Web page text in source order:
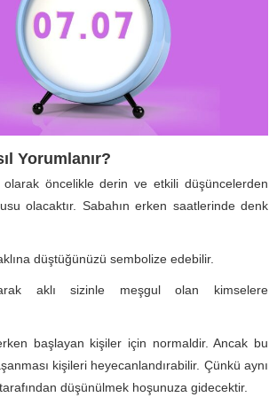
Yorumlanır?
olarak öncelikle derin ve etkili düşüncelerden
olacaktır. Sabahın erken saatlerinde denk
düştüğünüzü sembolize edebilir.
aklı sizinle meşgul olan kimselere
başlayan kişiler için normaldir. Ancak bu
kişileri heyecanlandırabilir. Çünkü aynı
düşünülmek hoşunuza gidecektir.